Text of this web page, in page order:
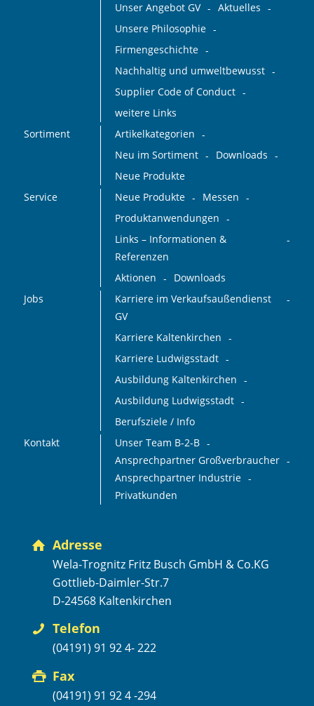
Unser Angebot GV
Aktuelles
Unsere Philosophie
Firmengeschichte
Nachhaltig und umweltbewusst
Supplier Code of Conduct
weitere Links
Sortiment
Artikelkategorien
Neu im Sortiment
Downloads
Neue Produkte
Service
Neue Produkte
Messen
Produktanwendungen
Links – Informationen &
Referenzen
Aktionen
Downloads
Jobs
Karriere im Verkaufsaußendienst
GV
Karriere Kaltenkirchen
Karriere Ludwigsstadt
Ausbildung Kaltenkirchen
Ausbildung Ludwigsstadt
Berufsziele / Info
Kontakt
Unser Team B-2-B
Ansprechpartner Großverbraucher
Ansprechpartner Industrie
Privatkunden
Adresse
Wela-Trognitz Fritz Busch GmbH & Co.KG
Gottlieb-Daimler-Str.7
D-24568 Kaltenkirchen
Telefon
(04191) 91 92 4- 222
Fax
(04191) 91 92 4 -294